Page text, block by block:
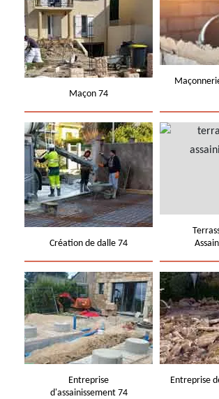
Maçon 74
Création de dalle 74
Entreprise
d'assainissement 74
Entreprise